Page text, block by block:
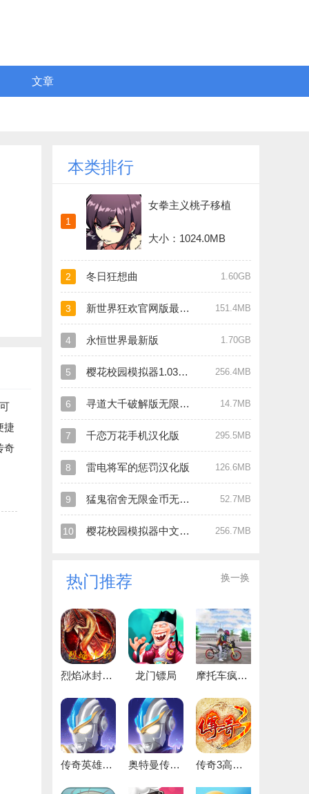
文章
捷
奇
本类排行
1
女拳主义桃子移植
大小：1024.0MB
2 冬日狂想曲 1.60GB
3 新世界狂欢官网版最新版 151.4MB
4 永恒世界最新版 1.70GB
5 樱花校园模拟器1.039.90最新版 256.4MB
6 寻道大千破解版无限内购 14.7MB
7 千恋万花手机汉化版 295.5MB
8 雷电将军的惩罚汉化版 126.6MB
9 猛鬼宿舍无限金币无限闪电版 52.7MB
10 樱花校园模拟器中文版破解版 256.7MB
热门推荐 换一换
烈焰冰封最新免费版 龙门镖局 摩托车疯狂驾驶
传奇英雄无限宝石安卓直装版 奥特曼传奇英雄版 传奇3高爆版